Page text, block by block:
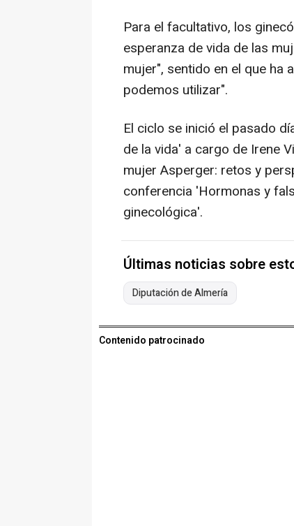
Para el facultativo, los
esperanza de vida de las
mujer", sentido en el que ha
podemos utilizar".
El ciclo se inició el pasado
de la vida' a cargo de Irene
mujer Asperger: retos y
conferencia 'Hormonas y
ginecológica'.
Últimas noticias sobre
Diputación de Almería
Contenido patrocinado